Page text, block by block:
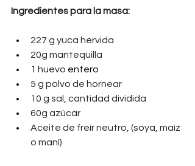
Ingredientes para la masa:
227 g yuca hervida
20g mantequilla
1 huevo entero
5 g polvo de hornear
10 g sal, cantidad dividida
60g azúcar
Aceite de freír neutro, (soya, maíz
o maní)